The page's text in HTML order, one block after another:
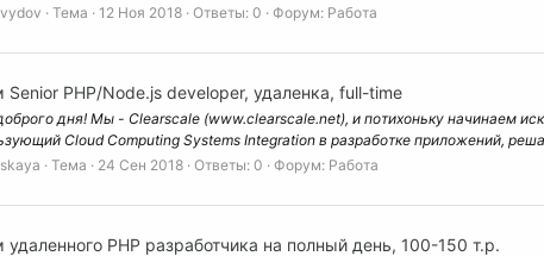
Тема 12 Ноя 2018 Ответы: 0 Форум: Работа
PHP/Node.js developer, удаленка, full-time
дня! Мы - Clearscale (www.clearscale.net), и потихоньку начинаем
Cloud Computing Systems Integration в разработке приложений,
Тема 24 Сен 2018 Ответы: 0 Форум: Работа
PHP разработчика на полный день, 100-150 т.р.